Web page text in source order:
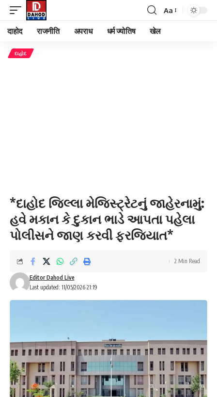
Font
Aa
दाहोद राजनीति अपराध धर्म ज्योतिष खेल
દાહોદ
*દાહોદ જિલ્લા મેજિસ્ટ્રેટનું જાહેરનામું:
હવે મકાન કે દુકાન ભાડે આપતા પહેલા
પોલીસને જાણ કરવી ફરજિયાત*
Last updated: 11/05/2026 21:19
Editor Dahod Live
2 Min Read